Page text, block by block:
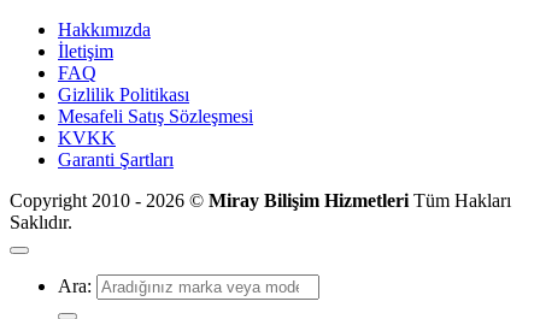
Hakkımızda
İletişim
FAQ
Gizlilik Politikası
Mesafeli Satış Sözleşmesi
KVKK
Garanti Şartları
Copyright 2010 - 2026 © Miray Bilişim Hizmetleri Tüm Hakları
Saklıdır.
Ara: